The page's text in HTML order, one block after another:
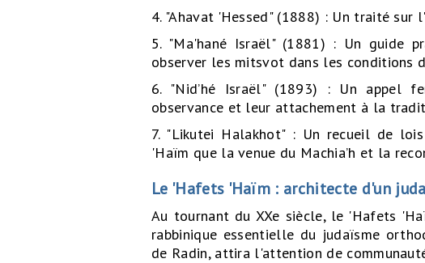
4. "Ahavat 'Hessed" (1888) : Un traité
5. "Ma'hané Israël" (1881) : Un guide
observer les mitsvot dans les conditions
6. "Nid’hé Israël" (1893) : Un appel
observance et leur attachement à la
7. "Likutei Halakhot" : Un recueil de
'Haïm que la venue du Machia’h et la
Le 'Hafets 'Haïm : architecte d'un
Au tournant du XXe siècle, le 'Hafets
rabbinique essentielle du judaïsme
de Radin, attira l'attention de